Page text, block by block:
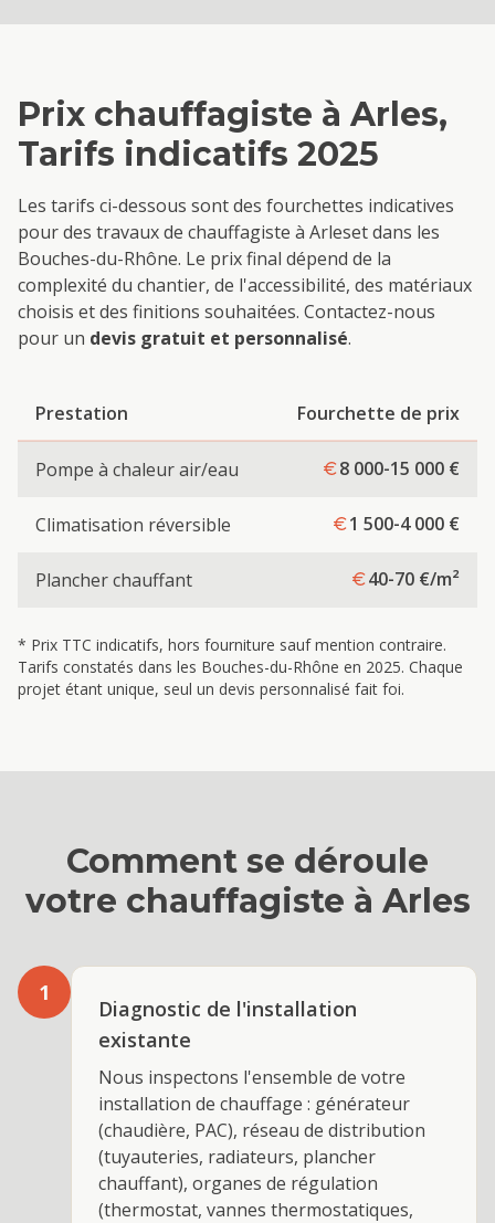
Prix chauffagiste à Arles,
Tarifs indicatifs 2025
Les tarifs ci-dessous sont des fourchettes indicatives
pour des travaux de chauffagiste à Arleset dans les
Bouches-du-Rhône. Le prix final dépend de la
complexité du chantier, de l'accessibilité, des matériaux
choisis et des finitions souhaitées. Contactez-nous
pour un devis gratuit et personnalisé.
Prestation Fourchette de prix
Pompe à chaleur air/eau 8 000-15 000 €
Climatisation réversible 1 500-4 000 €
Plancher chauffant 40-70 €/m²
* Prix TTC indicatifs, hors fourniture sauf mention contraire.
Tarifs constatés dans les Bouches-du-Rhône en 2025. Chaque
projet étant unique, seul un devis personnalisé fait foi.
Comment se déroule
votre chauffagiste à Arles
1
Diagnostic de l'installation
existante
Nous inspectons l'ensemble de votre
installation de chauffage : générateur
(chaudière, PAC), réseau de distribution
(tuyauteries, radiateurs, plancher
chauffant), organes de régulation
(thermostat, vannes thermostatiques,